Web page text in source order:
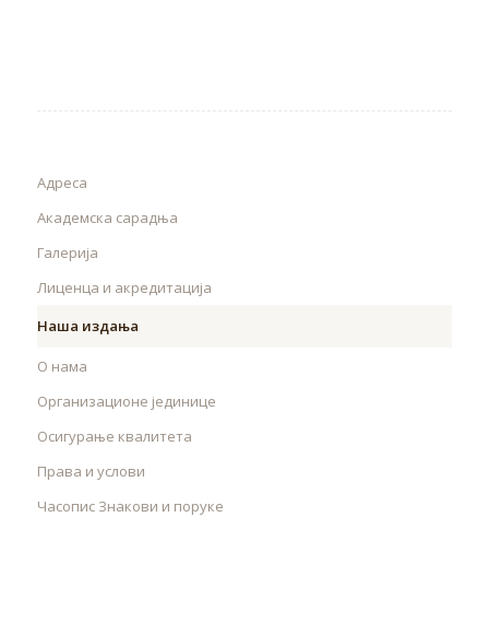
Адреса
Академска сарадња
Галерија
Лиценца и акредитација
Наша издања
О нама
Организационе јединице
Осигурање квалитета
Права и услови
Часопис Знакови и поруке